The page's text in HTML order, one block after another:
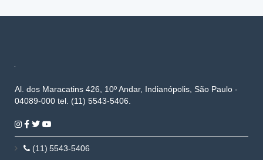
Al. dos Maracatins 426, 10º Andar, Indianópolis, São Paulo -
04089-000 tel. (11) 5543-5406.
(11) 5543-5406